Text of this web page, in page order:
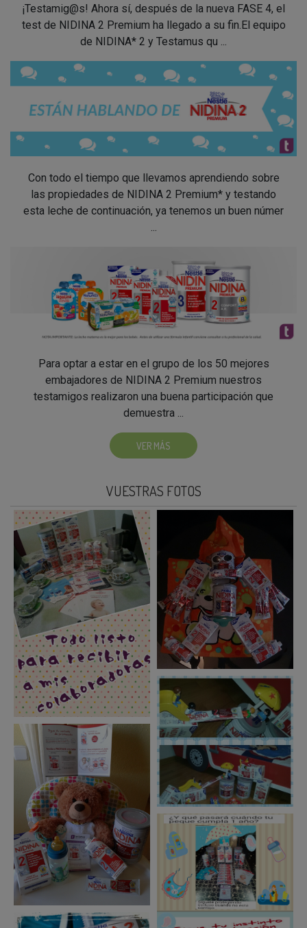
¡Testamig@s! Ahora sí, después de la nueva FASE 4, el
test de NIDINA 2 Premium ha llegado a su fin.El equipo
de NIDINA* 2 y Testamus qu ...
Con todo el tiempo que llevamos aprendiendo sobre
las propiedades de NIDINA 2 Premium* y testando
esta leche de continuación, ya tenemos un buen númer
...
Para optar a estar en el grupo de los 50 mejores
embajadores de NIDINA 2 Premium nuestros
testamigos realizaron una buena participación que
demuestra ...
VER MÁS
VUESTRAS FOTOS